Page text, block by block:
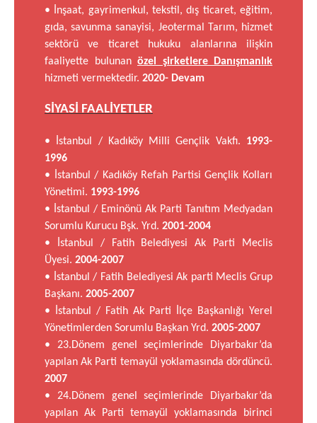
• İnşaat, gayrimenkul, tekstil, dış ticaret, eğitim,
gıda, savunma sanayisi, Jeotermal Tarım, hizmet
sektörü ve ticaret hukuku alanlarına ilişkin
faaliyette bulunan özel şirketlere Danışmanlık
hizmeti vermektedir. 2020- Devam
SİYASİ FAALİYETLER
• İstanbul / Kadıköy Milli Gençlik Vakfı. 1993-
1996
• İstanbul / Kadıköy Refah Partisi Gençlik Kolları
Yönetimi. 1993-1996
• İstanbul / Eminönü Ak Parti Tanıtım Medyadan
Sorumlu Kurucu Bşk. Yrd. 2001-2004
• İstanbul / Fatih Belediyesi Ak Parti Meclis
Üyesi. 2004-2007
• İstanbul / Fatih Belediyesi Ak parti Meclis Grup
Başkanı. 2005-2007
• İstanbul / Fatih Ak Parti İlçe Başkanlığı Yerel
Yönetimlerden Sorumlu Başkan Yrd. 2005-2007
• 23.Dönem genel seçimlerinde Diyarbakır’da
yapılan Ak Parti temayül yoklamasında dördüncü.
2007
• 24.Dönem genel seçimlerinde Diyarbakır’da
yapılan Ak Parti temayül yoklamasında birinci